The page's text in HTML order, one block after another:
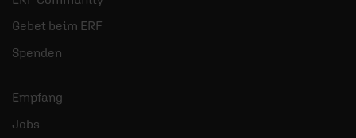
Gebet beim ERF
Spenden
Empfang
Jobs